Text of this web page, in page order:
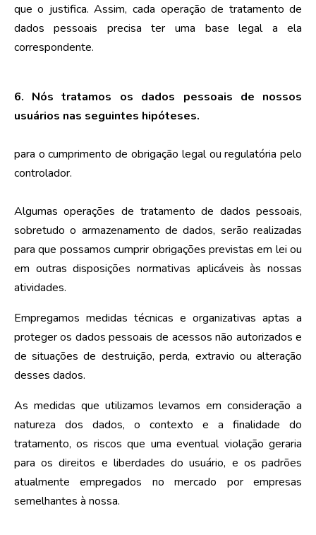
que o justifica. Assim, cada operação de tratamento de
dados pessoais precisa ter uma base legal a ela
correspondente.
6. Nós tratamos os dados pessoais de nossos
usuários nas seguintes hipóteses.
para o cumprimento de obrigação legal ou regulatória pelo
controlador.
Algumas operações de tratamento de dados pessoais,
sobretudo o armazenamento de dados, serão realizadas
para que possamos cumprir obrigações previstas em lei ou
em outras disposições normativas aplicáveis às nossas
atividades.
Empregamos medidas técnicas e organizativas aptas a
proteger os dados pessoais de acessos não autorizados e
de situações de destruição, perda, extravio ou alteração
desses dados.
As medidas que utilizamos levamos em consideração a
natureza dos dados, o contexto e a finalidade do
tratamento, os riscos que uma eventual violação geraria
para os direitos e liberdades do usuário, e os padrões
atualmente empregados no mercado por empresas
semelhantes à nossa.